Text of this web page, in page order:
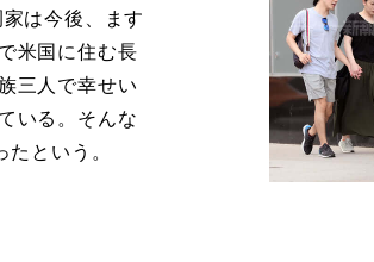
は今後、ます
米国に住む長
三人で幸せい
いる。そんな
たという。